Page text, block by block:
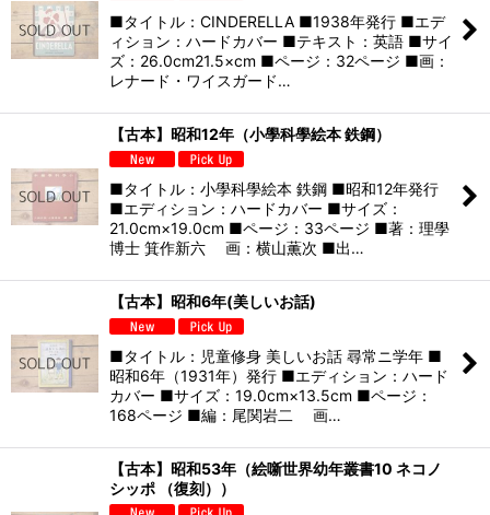
■タイトル：CINDERELLA ■1938年発行 ■エデ
ィション：ハードカバー ■テキスト：英語 ■サイ
ズ：26.0cm21.5×cm ■ページ：32ページ ■画：
レナード・ワイスガード…
【古本】昭和12年（小學科學絵本 鉄鋼）
■タイトル：小學科學絵本 鉄鋼 ■昭和12年発行
■エディション：ハードカバー ■サイズ：
21.0cm×19.0cm ■ページ：33ページ ■著：理學
博士 箕作新六 画：横山薫次 ■出…
【古本】昭和6年(美しいお話)
■タイトル：児童修身 美しいお話 尋常ニ学年 ■
昭和6年（1931年）発行 ■エディション：ハード
カバー ■サイズ：19.0cm×13.5cm ■ページ：
168ページ ■編：尾関岩二 画…
【古本】昭和53年（絵噺世界幼年叢書10 ネコノ
シッポ （復刻））